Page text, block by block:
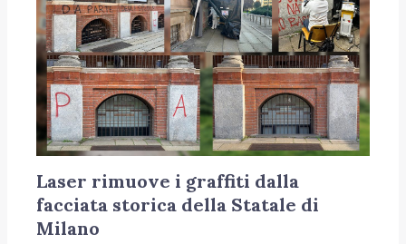
Laser rimuove i graffiti dalla
facciata storica della Statale di
Milano